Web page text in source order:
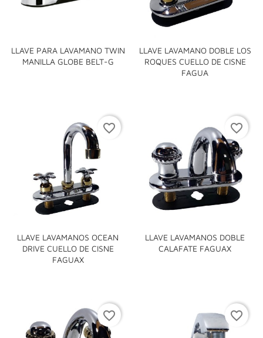
LLAVE PARA LAVAMANO TWIN
MANILLA GLOBE BELT-G
LLAVE LAVAMANO DOBLE LOS
ROQUES CUELLO DE CISNE
FAGUA
LLAVE LAVAMANOS OCEAN
DRIVE CUELLO DE CISNE
FAGUAX
favorite_border
LLAVE LAVAMANOS DOBLE
CALAFATE FAGUAX
favorite_border
favorite_border favorite_border